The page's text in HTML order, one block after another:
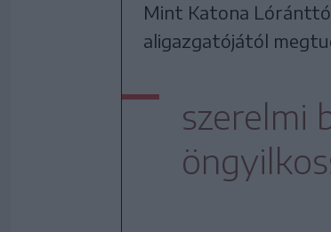
Mint Katona
aligazgatójától
szerelmi